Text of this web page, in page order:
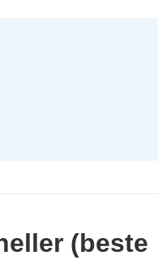
(beste